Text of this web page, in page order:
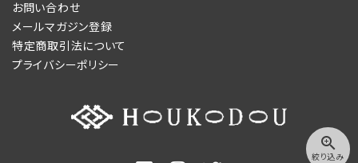
zoom_in
絞り込み
お問い合わせ
メールマガジン登録
特定商取引法について
プライバシーポリシー